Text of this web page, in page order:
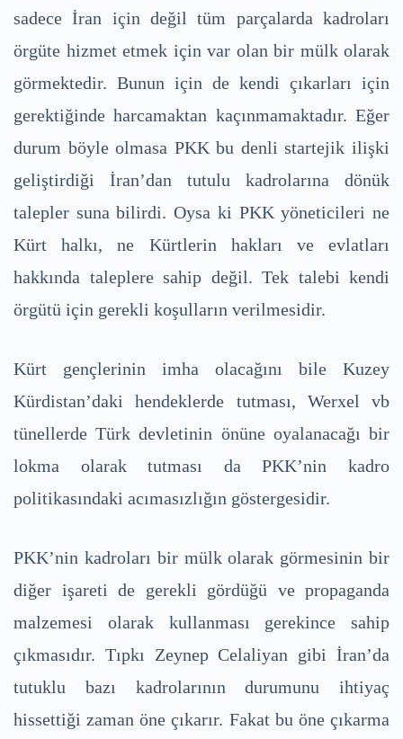
sadece İran için değil tüm parçalarda kadroları
örgüte hizmet etmek için var olan bir mülk olarak
görmektedir. Bunun için de kendi çıkarları için
gerektiğinde harcamaktan kaçınmamaktadır. Eğer
durum böyle olmasa PKK bu denli startejik ilişki
geliştirdiği İran’dan tutulu kadrolarına dönük
talepler suna bilirdi. Oysa ki PKK yöneticileri ne
Kürt halkı, ne Kürtlerin hakları ve evlatları
hakkında taleplere sahip değil. Tek talebi kendi
örgütü için gerekli koşulların verilmesidir.
Kürt gençlerinin imha olacağını bile Kuzey
Kürdistan’daki hendeklerde tutması, Werxel vb
tünellerde Türk devletinin önüne oyalanacağı bir
lokma olarak tutması da PKK’nin kadro
politikasındaki acımasızlığın göstergesidir.
PKK’nin kadroları bir mülk olarak görmesinin bir
diğer işareti de gerekli gördüğü ve propaganda
malzemesi olarak kullanması gerekince sahip
çıkmasıdır. Tıpkı Zeynep Celaliyan gibi İran’da
tutuklu bazı kadrolarının durumunu ihtiyaç
hissettiği zaman öne çıkarır. Fakat bu öne çıkarma